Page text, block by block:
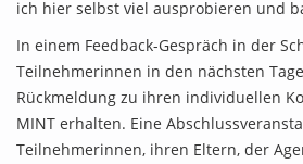
ich hier selbst viel ausprobieren und
In einem Feedback-Gespräch in der
Teilnehmerinnen in den nächsten
Rückmeldung zu ihren individuellen
MINT erhalten. Eine
Teilnehmerinnen, ihren Eltern, der